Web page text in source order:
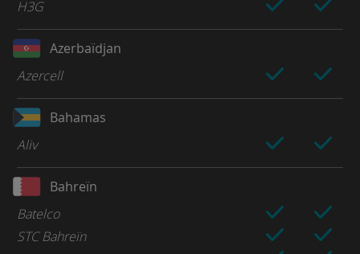
H3G
Azerbaïdjan
Azercell
Bahamas
Aliv
Bahreïn
Batelco
STC Bahreïn